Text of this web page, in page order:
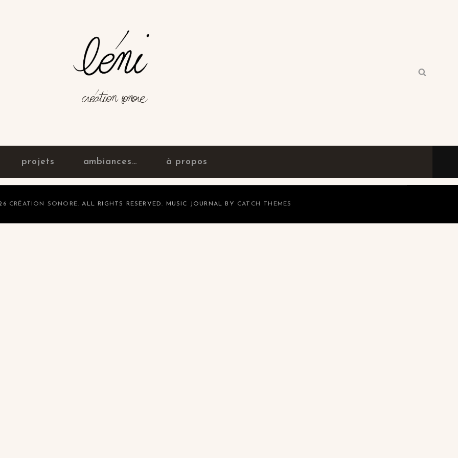
création sonore
Search
projets ambiances… à propos
CRÉATION SONORE. ALL RIGHTS RESERVED. MUSIC JOURNAL BY CATCH THEMES